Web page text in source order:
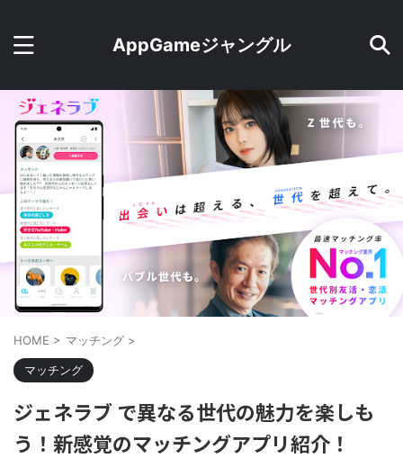
AppGameジャングル
HOME > マッチング >
マッチング
ジェネラブ で異なる世代の魅力を楽しも
う！新感覚のマッチングアプリ紹介！